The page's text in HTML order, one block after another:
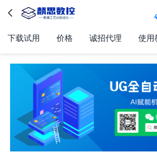

下载试用 价格 诚招代理 使用